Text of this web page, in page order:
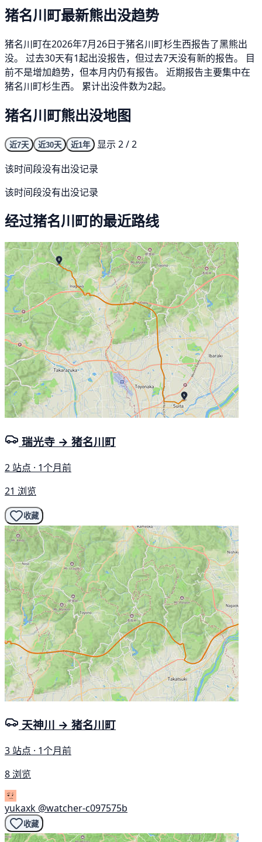
猪名川町最新熊出没趋势
猪名川町在2026年7月26日于猪名川町杉生西报告了黑熊出
没。 过去30天有1起出没报告，但过去7天没有新的报告。 目
前不是增加趋势，但本月内仍有报告。 近期报告主要集中在
猪名川町杉生西。 累计出没件数为2起。
猪名川町熊出没地图
近7天 近30天 近1年
显示 2 / 2
该时间段没有出没记录
该时间段没有出没记录
经过猪名川町的最近路线
瑞光寺 → 猪名川町
2 站点 · 1个月前
21 浏览
收藏
天神川 → 猪名川町
3 站点 · 1个月前
8 浏览
yukaxk @watcher-c097575b
收藏